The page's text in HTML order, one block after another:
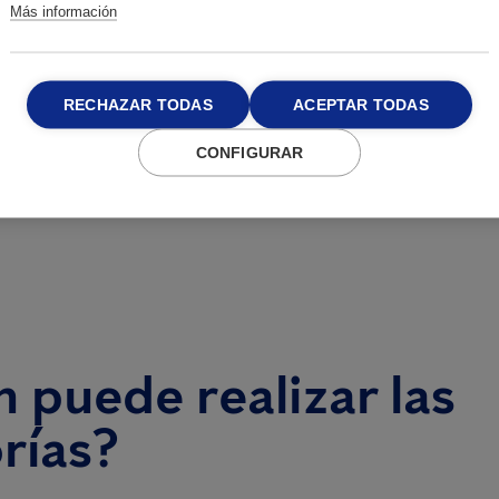
UNE 100012.
(Unidades de
puede realizar las
Más información
RECHAZAR TODAS ACEPTAR TODAS
CONFIGURAR